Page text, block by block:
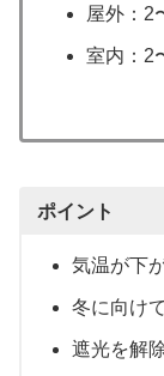
屋外：2
室内：2
ポイント
気温が下
冬に向け
遮光を解